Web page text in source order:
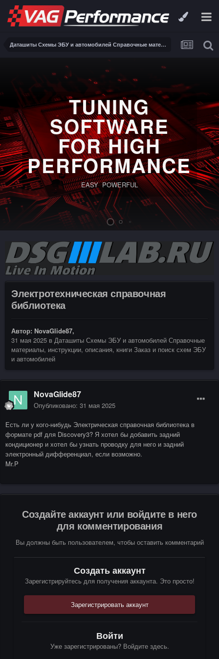
Даташиты Схемы ЭБУ и автомобилей Справочные материалы, инструкции, описания, книги Заказ и поиск схем ЭБУ и автомобилей
TUNING
SOFTWARE
FOR HIGH
PERFORMANCE
EASY POWERFUL
Электротехническая справочная
библиотека
Автор: NovaGlide87,
31 мая 2025 в Даташиты Схемы ЭБУ и автомобилей Справочные
материалы, инструкции, описания, книги Заказ и поиск схем ЭБУ
и автомобилей
NovaGlide87
Опубликовано: 31 мая 2025
Есть ли у кого-нибудь Электрическая справочная библиотека в
формате pdf для Discovery3? Я хотел бы добавить задний
кондиционер и хотел бы узнать проводку для него и задний
электронный дифференциал, если возможно.
Mr.P
Создайте аккаунт или войдите в него
для комментирования
Вы должны быть пользователем, чтобы оставить комментарий
Создать аккаунт
Зарегистрируйтесь для получения аккаунта. Это просто!
Зарегистрировать аккаунт
Войти
Уже зарегистрированы? Войдите здесь.